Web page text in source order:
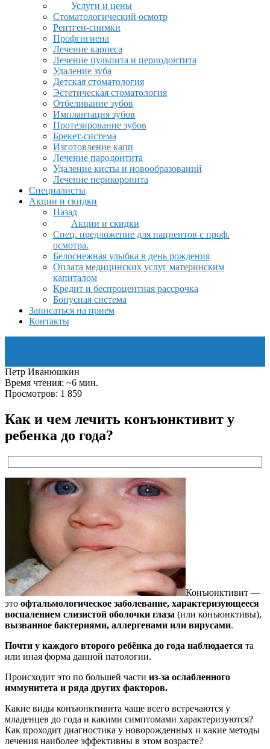
Услуги и цены
Стоматологический осмотр
Рентген-снимки
Профгигиена
Лечение кариеса
Лечение пульпита и периодонтита
Удаление зуба
Детская стоматология
Эстетическая стоматология
Отбеливание зубов
Имплантация зубов
Протезирование зубов
Брекет-система
Изготовление капп
Лечение пародонтита
Удаление кисты и новообразований
Лечение перикоронита
Специалисты
Акции и скидки
Назад
Акции и скидки
Спец. предложение для пациентов с проф.
осмотра.
Белоснежная улыбка в день рождения
Оплата медицинских услуг материнским
капиталом
Кредит и беспроцентная рассрочка
Бонусная система
Записаться на прием
Контакты
Петр Иванюшкин
Время чтения: ~6 мин.
Просмотров: 1 859
Как и чем лечить конъюнктивит у
ребенка до года?
Конъюнктивит —
это офтальмологическое заболевание, характеризующееся
воспалением слизистой оболочки глаза (или конъюнктивы),
вызванное бактериями, аллергенами или вирусами.
Почти у каждого второго ребёнка до года наблюдается та
или иная форма данной патологии.
Происходит это по большей части из-за ослабленного
иммунитета и ряда других факторов.
Какие виды конъюнктивита чаще всего встречаются у
младенцев до года и какими симптомами характеризуются?
Как проходит диагностика у новорожденных и какие методы
лечения наиболее эффективны в этом возрасте?